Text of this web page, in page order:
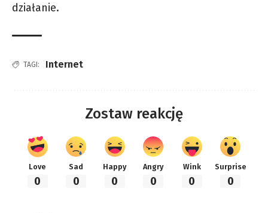
działanie.
TAGI: Internet
Zostaw reakcję
Love
0
Sad
0
Happy
0
Angry
0
Wink
0
Surprise
0